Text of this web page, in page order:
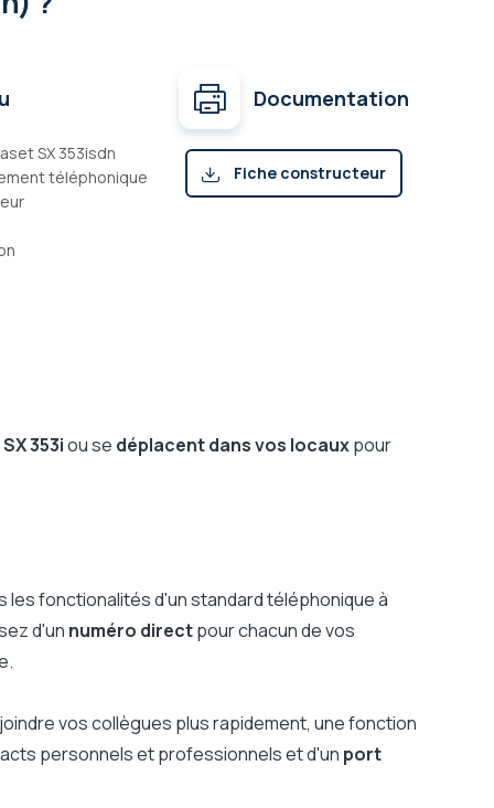
SX 353isdn
téléphonique
Documentation
Fiche constructeur
353iou se déplacent dans vos locauxpour
fonctionalités d'un standard téléphonique à
d'un numéro directpour chacun de vos
vos collègues plus rapidement, une fonction
personnels et professionnels et d'un port